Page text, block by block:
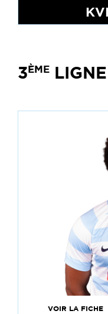
3ÈME
VOIR LA FICHE